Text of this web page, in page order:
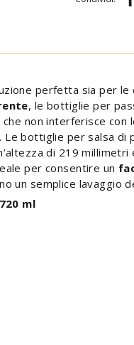
perfetta sia per
, le bottiglie per
non interferisce
bottiglie per salsa di
di 219 millimetri
per consentire un
semplice lavaggio
ml